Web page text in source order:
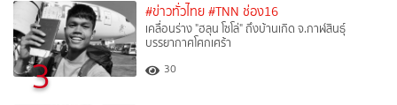
3
#ข่าวทั่วไทย #TNN ช่อง16
เคลื่อนร่าง "ฮลุน โซโล่" ถึงบ้านเกิด จ.กาฬสินธุ์
บรรยากาศโศกเศร้า
30